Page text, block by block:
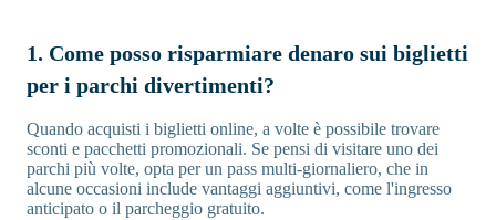
1. Come posso risparmiare denaro sui biglietti
per i parchi divertimenti?
Quando acquisti i biglietti online, a volte è possibile trovare
sconti e pacchetti promozionali. Se pensi di visitare uno dei
parchi più volte, opta per un pass multi-giornaliero, che in
alcune occasioni include vantaggi aggiuntivi, come l'ingresso
anticipato o il parcheggio gratuito.